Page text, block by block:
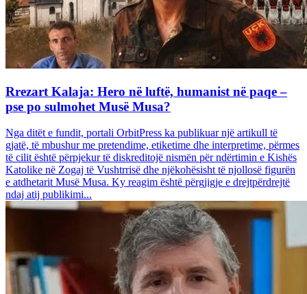
Rrezart Kalaja: Hero në luftë, humanist në paqe –
pse po sulmohet Musë Musa?
Nga ditët e fundit, portali OrbitPress ka publikuar një artikull të
gjatë, të mbushur me pretendime, etiketime dhe interpretime, përmes
të cilit është përpjekur të diskreditojë nismën për ndërtimin e Kishës
Katolike në Zogaj të Vushtrrisë dhe njëkohësisht të njollosë figurën
e atdhetarit Musë Musa. Ky reagim është përgjigje e drejtpërdrejtë
ndaj atij publikimi...